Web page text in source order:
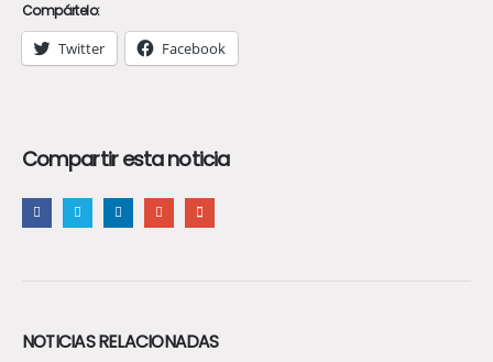
Compártelo:
Twitter Facebook
Compartir esta noticia
NOTICIAS RELACIONADAS